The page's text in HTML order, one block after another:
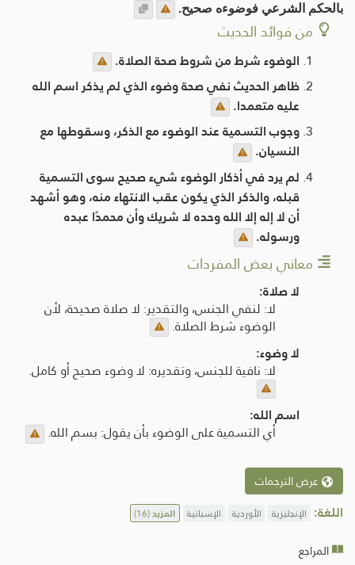
بالحكم الشرعي فوضوءه صحيح.
من فوائد الحديث
الوضوء شرط من شروط صحة الصلاة.
ظاهر الحديث نفي صحة وضوء الذي لم يذكر اسم الله
عليه متعمدا.
وجوب التسمية عند الوضوء مع الذكر، وسقوطها مع
النسيان.
لم يرد في أذكار الوضوء شيء صحيح سوى التسمية
قبله، والذكر الذي يكون عقب الانتهاء منه، وهو أشهد
أن لا إله إلا الله وحده لا شريك وأن محمدًا عبده
ورسوله.
معاني بعض المفردات
لا صلاة:
لا: لنفي الجنس، والتقدير: لا صلاة صحيحة، لأن
الوضوء شرط الصلاة.
لا وضوء:
لا: نافية للجنس، وتقديره: لا وضوء صحيح أو كامل.
اسم الله:
أي التسمية على الوضوء بأن يقول: بسم الله.
عرض الترجمات
اللغة: الإنجليزية الأوردية الإسبانية المزيد(16)
المراجع